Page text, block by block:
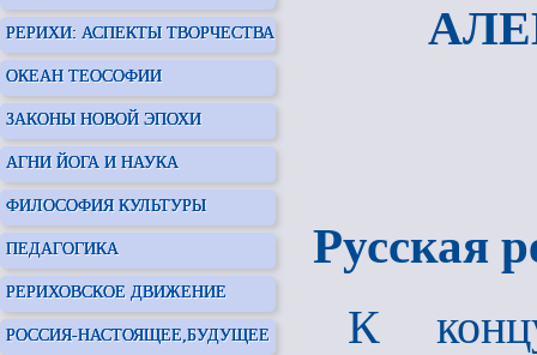
РЕРИХИ: АСПЕКТЫ ТВОРЧЕСТВА
ОКЕАН ТЕОСОФИИ
ЗАКОНЫ НОВОЙ ЭПОХИ
АГНИ ЙОГА И НАУКА
ФИЛОСОФИЯ КУЛЬТУРЫ
ПЕДАГОГИКА
РЕРИХОВСКОЕ ДВИЖЕНИЕ
РОССИЯ-НАСТОЯЩЕЕ,БУДУЩЕЕ
Русская
К